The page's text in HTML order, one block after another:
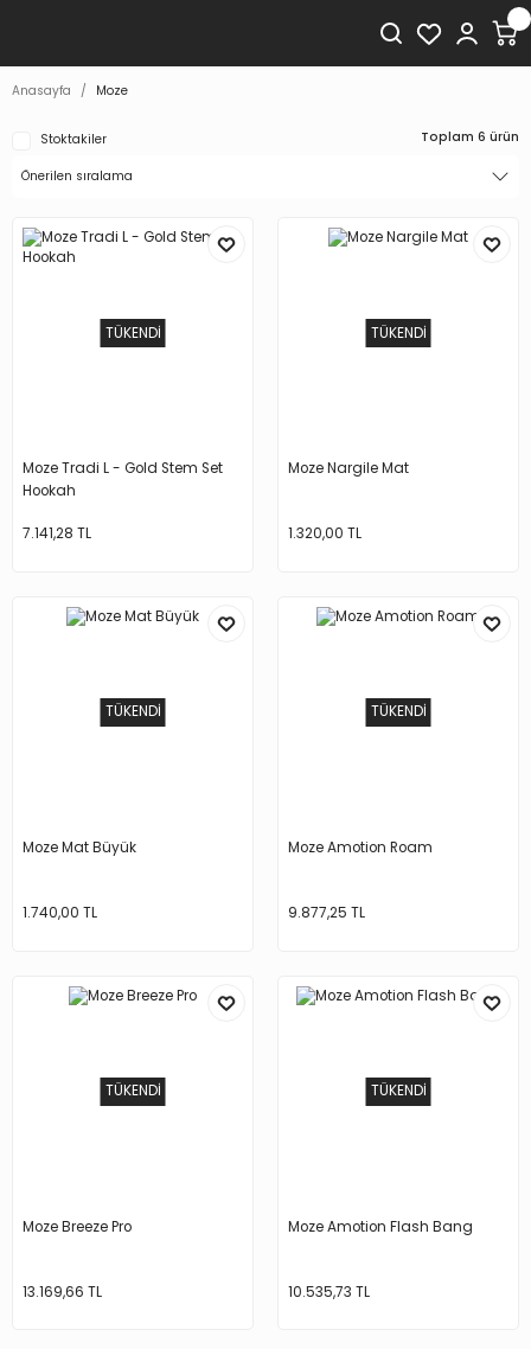
Anasayfa Moze
Stoktakiler Toplam 6 ürün
TÜKENDİ
Moze Tradi L - Gold Stem Set
Hookah
7.141,28 TL
TÜKENDİ
Moze Nargile Mat
1.320,00 TL
TÜKENDİ
Moze Mat Büyük
1.740,00 TL
TÜKENDİ
Moze Amotion Roam
9.877,25 TL
TÜKENDİ
Moze Breeze Pro
13.169,66 TL
TÜKENDİ
Moze Amotion Flash Bang
10.535,73 TL